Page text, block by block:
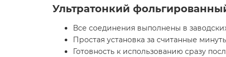
Ультратонкий
Все соединения выполнены в
Простая установка за считанные
Готовность к использованию сразу